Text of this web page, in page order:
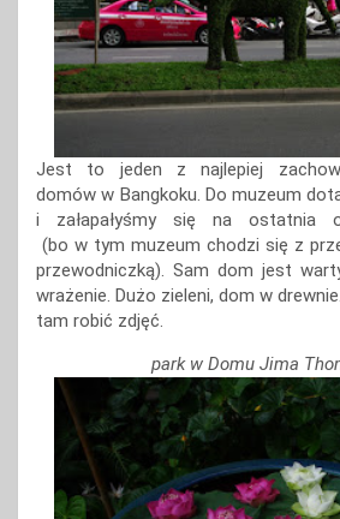
Jest to jeden z najlepiej
domów w Bangkoku. Do muzeum
i załapałyśmy się na ostatnia
(bo w tym muzeum chodzi się z
przewodniczką). Sam dom jest
wrażenie. Dużo zieleni, dom w
tam robić zdjęć.
park w Domu Jima